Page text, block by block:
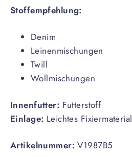
Stoffempfehlung:
Denim
Leinenmischungen
Twill
Wollmischungen
Innenfutter: Futterstoff
Einlage: Leichtes Fixiermaterial
Artikelnummer: V1987B5